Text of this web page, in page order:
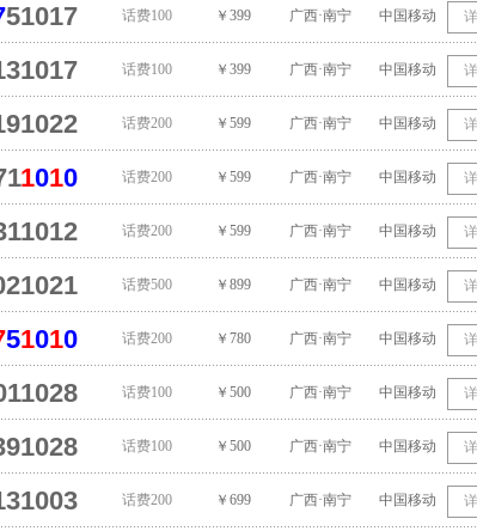
51017 话费100 ￥399 广西·南宁 中国移动
话费100 ￥399 广西·南宁 中国移动
话费200 ￥599 广西·南宁 中国移动
1010 话费200 ￥599 广西·南宁 中国移动
话费200 ￥599 广西·南宁 中国移动
话费500 ￥899 广西·南宁 中国移动
51010 话费200 ￥780 广西·南宁 中国移动
话费100 ￥500 广西·南宁 中国移动
话费100 ￥500 广西·南宁 中国移动
话费200 ￥699 广西·南宁 中国移动